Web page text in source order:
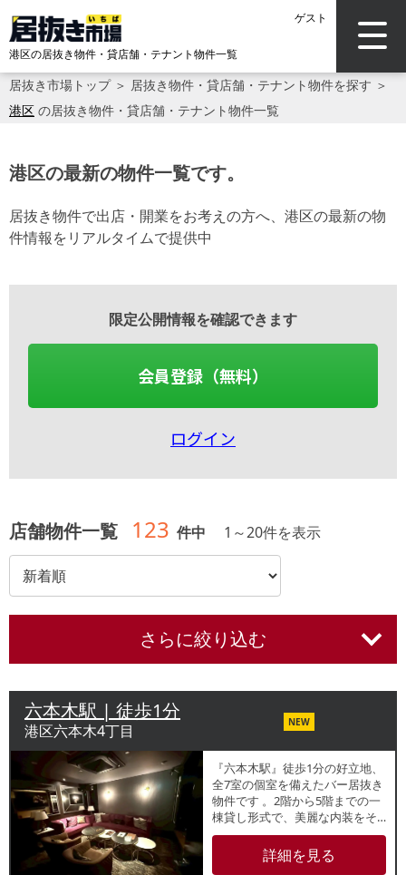
ゲスト
港区の居抜き物件・貸店舗・テナント物件一覧
居抜き市場トップ＞ 居抜き物件・貸店舗・テナント物件を探す ＞
港区 の居抜き物件・貸店舗・テナント物件一覧
港区の最新の物件一覧です。
居抜き物件で出店・開業をお考えの方へ、港区の最新の物
件情報をリアルタイムで提供中
限定公開情報を確認できます
会員登録（無料）
ログイン
店舗物件一覧 123 件中 1 ～20件を表示
さらに絞り込む
六本木駅 | 徒歩1分
港区六本木4丁目 NEW
『六本木駅』徒歩1分の好立地、
全7室の個室を備えたバー居抜き
物件です 。2階から5階までの一
棟貸し形式で、美麗な内装をそ
のまま活用可能 。深夜営業やカ
ラオケも相談できるため、多様
なコンセプトのバー運営に適し
詳細を見る